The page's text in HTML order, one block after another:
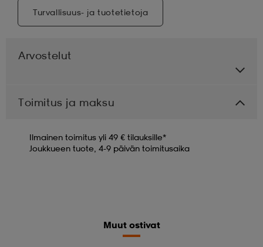
Turvallisuus- ja tuotetietoja
Arvostelut
Toimitus ja maksu
Ilmainen toimitus yli 49 € tilauksille*
Joukkueen tuote, 4-9 päivän toimitusaika
Muut ostivat